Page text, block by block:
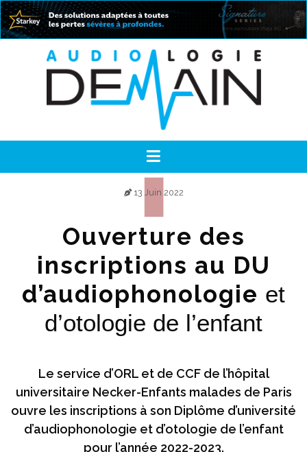
13 Juin 2022
Ouverture des
inscriptions au DU
d’audiophonologie et
d’otologie de l’enfant
Le service d’ORL et de CCF de l’hôpital
universitaire Necker-Enfants malades de Paris
ouvre les inscriptions à son Diplôme d’université
d’audiophonologie et d’otologie de l’enfant
pour l’année 2022-2023.